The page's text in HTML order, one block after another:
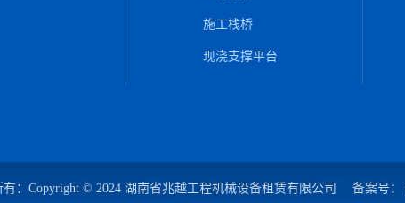
施工栈桥
现浇支撑平台
有：Copyright © 2024 湖南省兆越工程机械设备租赁有限公司 备案号：